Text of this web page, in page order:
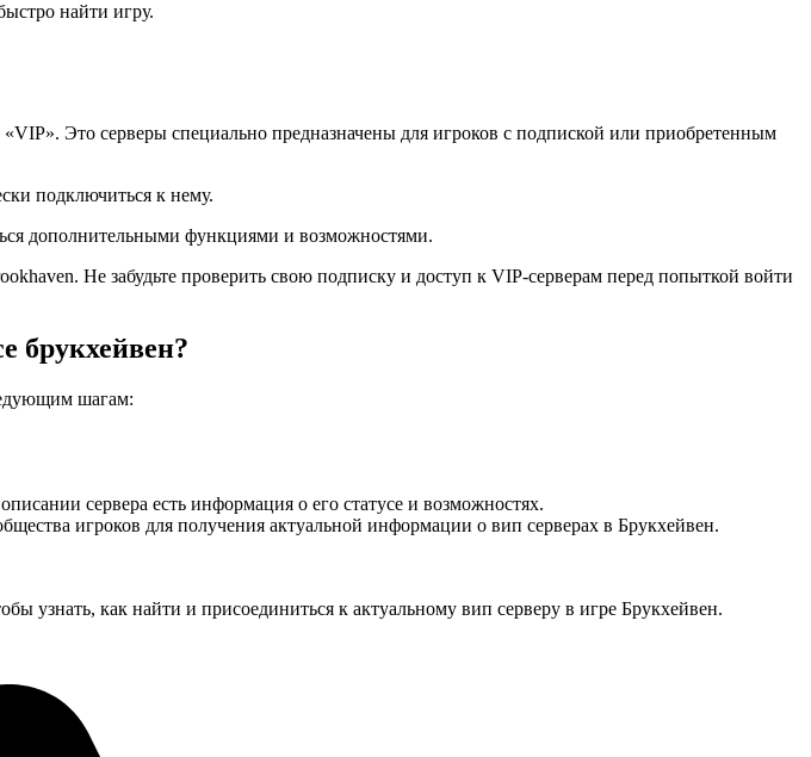
найти игру.
Это серверы специально предназначены для игроков с подпиской или приобретенным
подключиться к нему.
дополнительными функциями и возможностями.
Не забудьте проверить свою подписку и доступ к VIP-серверам перед попыткой войти
брукхейвен?
шагам:
сервера есть информация о его статусе и возможностях.
игроков для получения актуальной информации о вип серверах в Брукхейвен.
узнать, как найти и присоединиться к актуальному вип серверу в игре Брукхейвен.